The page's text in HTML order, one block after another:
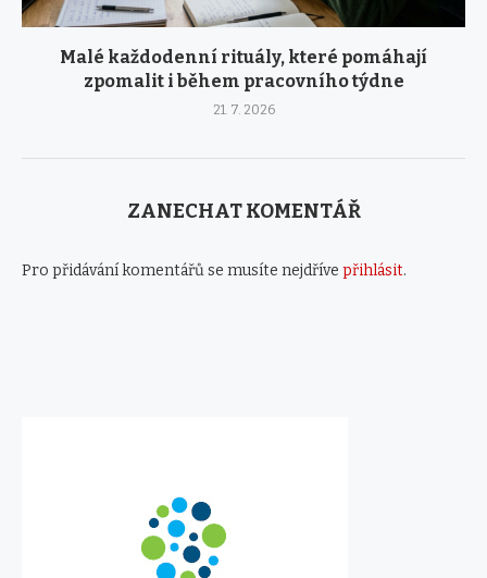
Malé každodenní rituály, které pomáhají
zpomalit i během pracovního týdne
21. 7. 2026
ZANECHAT KOMENTÁŘ
Pro přidávání komentářů se musíte nejdříve přihlásit.